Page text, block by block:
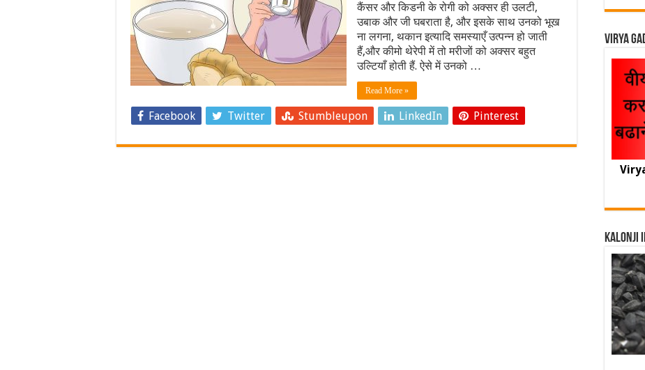
कैंसर और किडनी के रोगी को अक्सर ही उलटी,
उबाक और जी घबराता है, और इसके साथ उनको भूख
ना लगना, थकान इत्यादि समस्याएँ उत्पन्न हो जाती
हैं,और कीमो थेरेपी में तो मरीजों को अक्सर बहुत
उल्टियाँ होती हैं. ऐसे में उनको …
Read More »
Facebook Twitter Stumbleupon LinkedIn Pinterest
Virya
Virya
Kalonji